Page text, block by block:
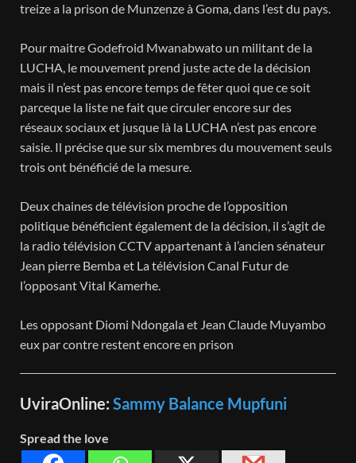
treize a la prison de Munzenze à Goma, dans l’est du pays.
Pour maitre Godefroid Mwanabwato un militant de la
LUCHA, le mouvement prend juste acte de la décision
mais il n’est pas encore temps de fêter quoi que ce soit
parceque la liste ne fait que circuler encore sur des
réseaux sociaux et jusque là la LUCHA n’est pas encore
saisie. Il précise que sur six membres du mouvement seuls
trois ont bénéficié de la mesure.
Deux chaines de télévision proche de l’opposition
politique bénéficient également de la décision, il s’agit de
la radio télévision CCTV appartenant à l’ancien sénateur
Jean pierre Bemba et La télévision Canal Futur de
l’opposant Vital Kamerhe.
Les opposant Diomi Ndongala et Jean Claude Muyambo
eux par contre restent encore en prison
UviraOnline: Sammy Balance Mupfuni
Spread the love